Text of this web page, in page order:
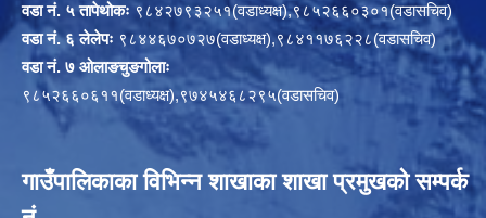
वडा नं. ५ तापेथोकः ९८४२७९३२५१(वडाध्यक्ष),९८५२६६०३०१(वडासचिव)
वडा नं. ६ लेलेपः ९८४४६७०७२७(वडाध्यक्ष),९८४११७६२२८(वडासचिव)
वडा नं. ७ ओलाङचुङगोलाः
९८५२६६०६११(वडाध्यक्ष),९७४५४६८२९५(वडासचिव)
गाउँपालिकाका विभिन्न शाखाका शाखा प्रमुखको सम्पर्क